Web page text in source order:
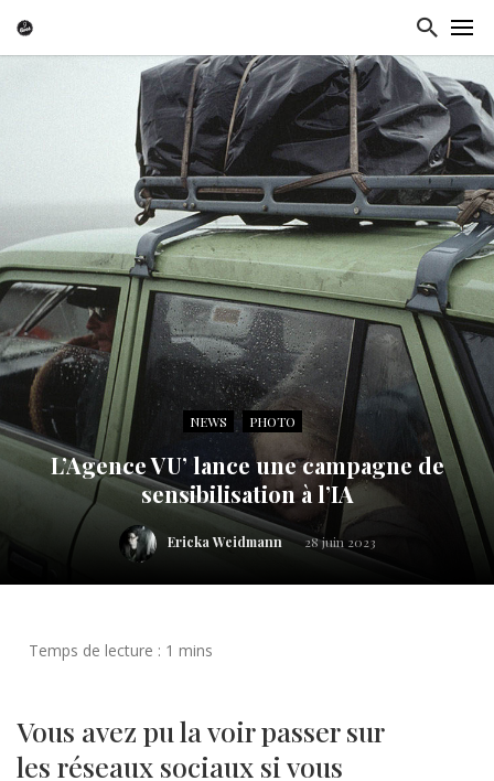
NEWS PHOTO
L’Agence VU’ lance une campagne de
sensibilisation à l’IA
Ericka Weidmann 28 juin 2023
Vous avez pu la voir passer sur
les réseaux sociaux si vous